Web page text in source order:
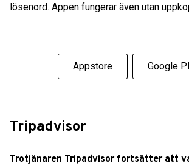
lösenord. Appen fungerar även utan
Appstore Google
Tripadvisor
Trotjänaren Tripadvisor fortsätter att